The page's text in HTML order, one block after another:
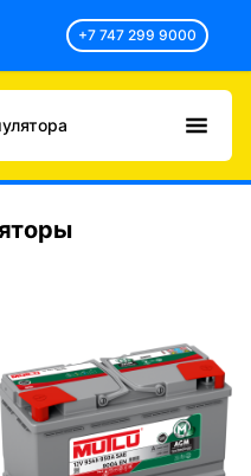
+7 747 299 9000